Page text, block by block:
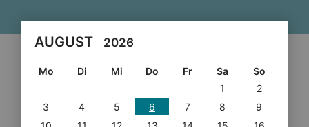
AUGUST 2026
Mo Di Mi Do Fr Sa
So
1
2
3
4 5 6 7 8
9